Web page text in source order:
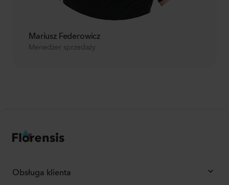
Mariusz Federowicz
Menedżer sprzedaży
Obsługa klienta